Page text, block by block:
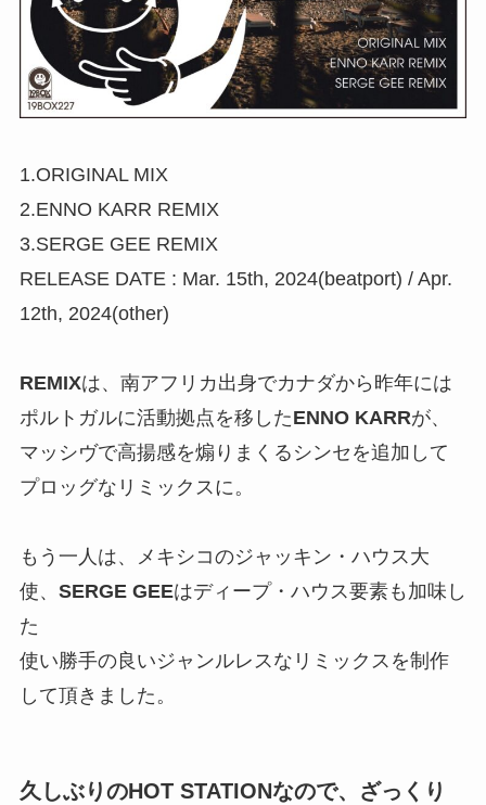
1.ORIGINAL MIX
2.ENNO KARR REMIX
3.SERGE GEE REMIX
RELEASE DATE : Mar. 15th, 2024(beatport) / Apr.
12th, 2024(other)
REMIXは、南アフリカ出身でカナダから昨年には
ポルトガルに活動拠点を移したENNO KARRが、
マッシヴで高揚感を煽りまくるシンセを追加して
プロッグなリミックスに。
もう一人は、メキシコのジャッキン・ハウス大
使、 SERGE GEEはディープ・ハウス要素も加味し
た
使い勝手の良いジャンルレスなリミックスを制作
して頂きました。
久しぶりのHOT STATIONなので、ざっくり